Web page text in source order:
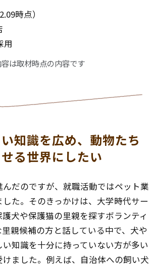
時点）
用
は取材時点の内容です
知識を広め、動物たち
る世界にしたい
だのですが、就職活動ではペット業
た。そのきっかけは、大学時代サー
犬や保護猫の里親を探すボランティ
親候補の方と話している中で、犬や
知識を十分に持っていない方が多い
けました。例えば、自治体への飼い犬